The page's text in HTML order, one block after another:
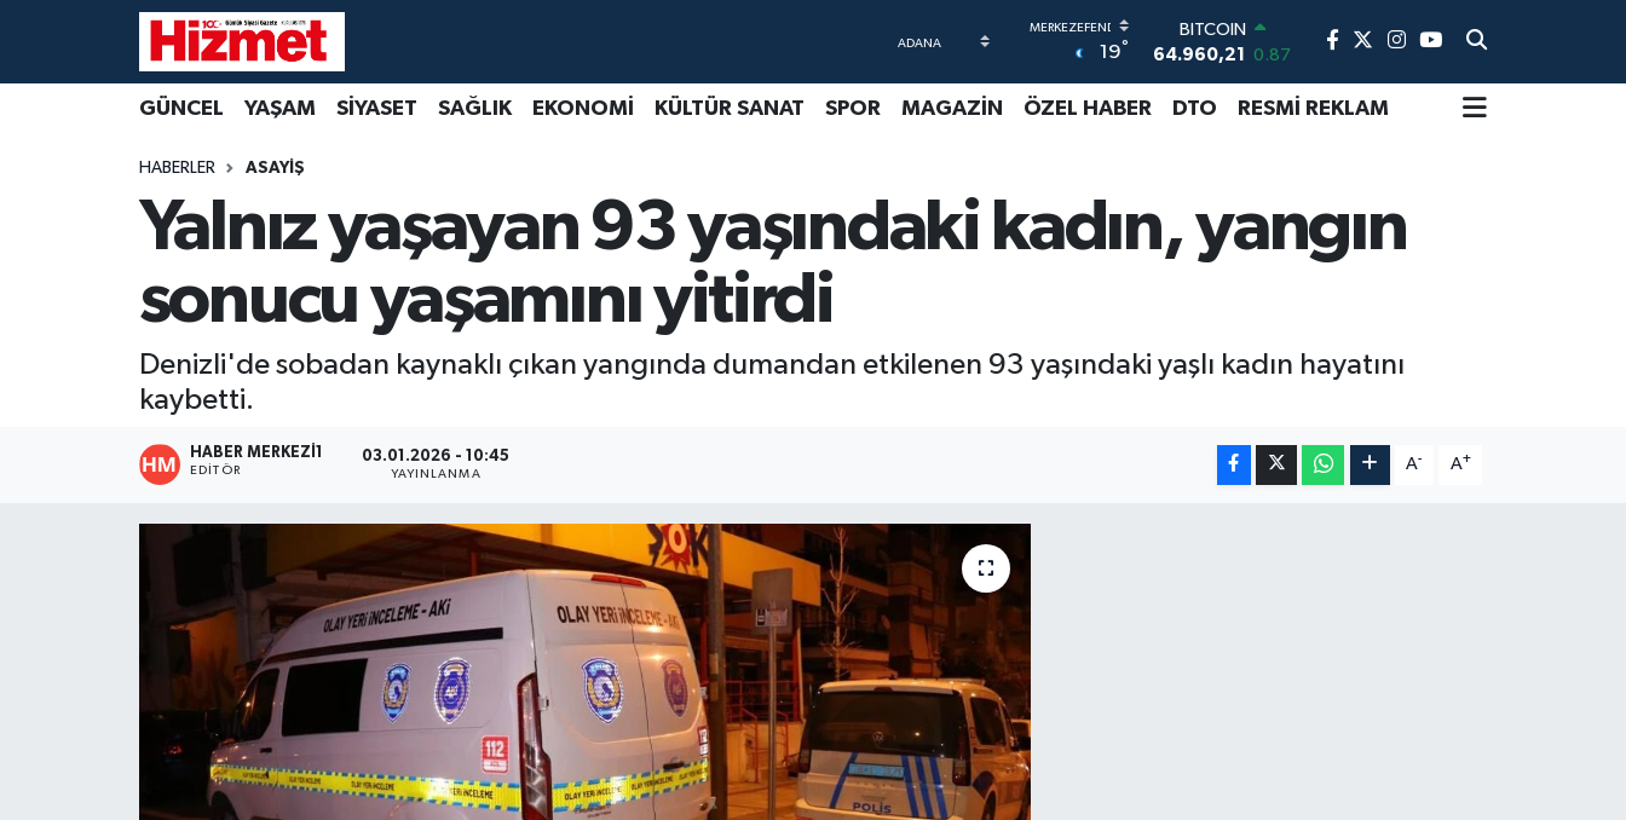
19°
64.960,21
DOLAR
47,7436 0.18
EURO
GRAM ALTIN
6660.55 0.03
BİST100
GÜNCEL YAŞAM SİYASET SAĞLIK EKONOMİ KÜLTÜR SANAT SPOR MAGAZİN ÖZEL HABER DTO RESMİ REKLAM
HABERLER ASAYİŞ
Yalnız yaşayan 93 yaşındaki kadın, yangın
sonucu yaşamını yitirdi
Denizli'de sobadan kaynaklı çıkan yangında dumandan etkilenen 93 yaşındaki yaşlı kadın hayatını
kaybetti.
HABER MERKEZI1
EDITÖR
03.01.2026 - 10:45
YAYINLANMA
A- A+
SİYASET
KÜLTÜR SANAT
MAGAZİN
RESMİ REKLAM
Denizli Nöbetçi Eczaneler
Denizli Trafik Yoğunluk Haritası
Son Dakika Haberleri
Haber Arşivi